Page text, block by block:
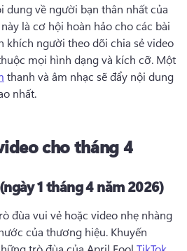
dung về người bạn thân nhất của
là cơ hội hoàn hảo cho các bài
khích người theo dõi chia sẻ video
mọi hình dạng và kích cỡ. Một
thanh và âm nhạc sẽ đẩy nội dung
nhất.
cho tháng 4
1 tháng 4 năm 2026)
đùa vui vẻ hoặc video nhẹ nhàng
của thương hiệu. Khuyến